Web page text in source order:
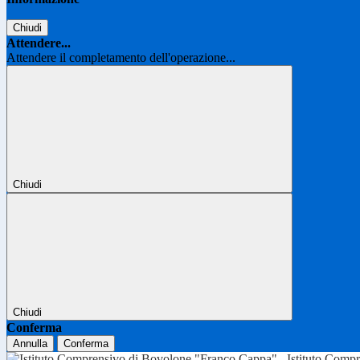
Chiudi
Attendere...
Attendere il completamento dell'operazione...
Chiudi
Chiudi
Conferma
Annulla Conferma